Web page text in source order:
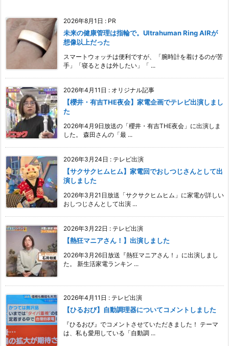
2026年8月1日 : PR
未来の健康管理は指輪で。Ultrahuman Ring AIRが
想像以上だった
スマートウォッチは便利ですが、「腕時計を着けるのが苦
手」「寝るときは外したい」「 ...
2026年4月11日 : オリジナル記事
【櫻井・有吉THE夜会】家電企画でテレビ出演しまし
た
2026年4月9日放送の「櫻井・有吉THE夜会」に出演しま
した。 森田さんの「最 ...
2026年3月24日 : テレビ出演
【サクサクヒムヒム】家電回でおしつじさんとして出
演しました
2026年3月21日放送「サクサクヒムヒム」に家電が詳しい
おしつじさんとして出演 ...
2026年3月22日 : テレビ出演
【熱狂マニアさん！】出演しました
2026年3月26日放送『熱狂マニアさん！』に出演しまし
た。 新生活家電ランキン ...
2026年4月11日 : テレビ出演
【ひるおび】自動調理器についてコメントしました
『ひるおび』でコメントさせていただきました！ テーマ
は、私も愛用している「自動調 ...